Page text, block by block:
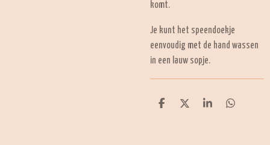
komt.
Je kunt het speendoekje
eenvoudig met de hand wassen
in een lauw sopje.
D
D
S
D